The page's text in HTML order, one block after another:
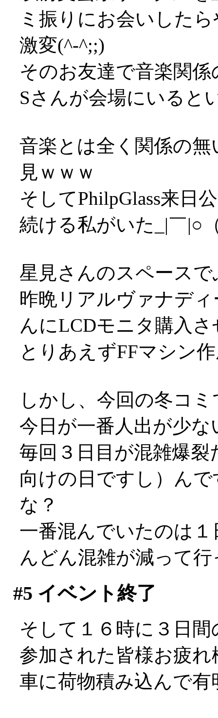
ミ振りにお会いした
激変(^-^;;)
そのお友達で音楽関
Sさんが会場にいると
音楽とは全く関係の
見ｗｗｗ
そしてPhilpGlass来日
続ける私がいた_|￣|○
星見さんのスペース
昨晩リアルヴァナデ
んにLCDモニタ購入
とりあえずFFマシン
しかし、今回の冬コ
今日が一番人出が少
毎回３日目が混雑爆
向けの日ですし）ん
な？
一番混んでいたのは
んどん混雑が減って
#5 イベント終了
そして１６時に３日
参加された皆様お疲
車に荷物積み込んで